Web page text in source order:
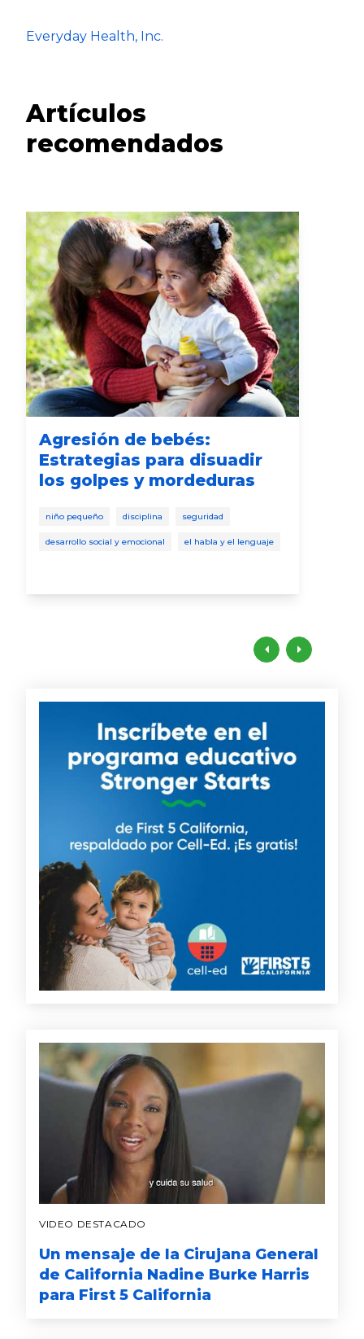
Everyday Health, Inc.
Artículos
recomendados
Agresión de bebés:
Estrategias para disuadir
los golpes y mordeduras
niño pequeño disciplina seguridad
desarrollo social y emocional el habla y el lenguaje
VIDEO DESTACADO
Un mensaje de la Cirujana General
de California Nadine Burke Harris
para First 5 California